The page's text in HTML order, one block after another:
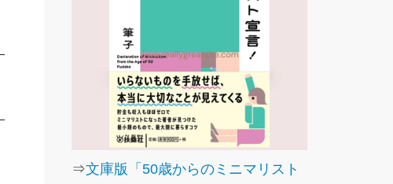
⇒文庫版「50歳からのミニマリスト